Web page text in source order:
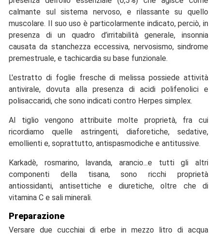
calmante sul sistema nervoso, e rilassante su quello
muscolare. Il suo uso è particolarmente indicato, perciò, in
presenza di un quadro d’irritabilità generale, insonnia
causata da stanchezza eccessiva, nervosismo, sindrome
premestruale, e tachicardia su base funzionale.
L'estratto di foglie fresche di melissa possiede attività
antivirale, dovuta alla presenza di acidi polifenolici e
polisaccaridi, che sono indicati contro Herpes simplex.
Al tiglio vengono attribuite molte proprietà, fra cui
ricordiamo quelle astringenti, diaforetiche, sedative,
emollienti e, soprattutto, antispasmodiche e antitussive.
Karkadè, rosmarino, lavanda, arancio...e tutti gli altri
componenti della tisana, sono ricchi proprietà
antiossidanti, antisettiche e diuretiche, oltre che di
vitamina C e sali minerali.
Preparazione
Versare due cucchiai di erbe in mezzo litro di acqua